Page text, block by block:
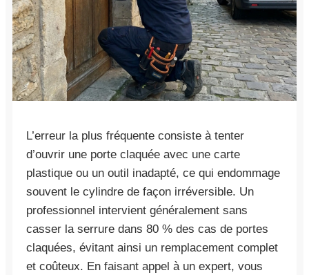
L’erreur la plus fréquente consiste à tenter
d’ouvrir une porte claquée avec une carte
plastique ou un outil inadapté, ce qui endommage
souvent le cylindre de façon irréversible. Un
professionnel intervient généralement sans
casser la serrure dans 80 % des cas de portes
claquées, évitant ainsi un remplacement complet
et coûteux. En faisant appel à un expert, vous